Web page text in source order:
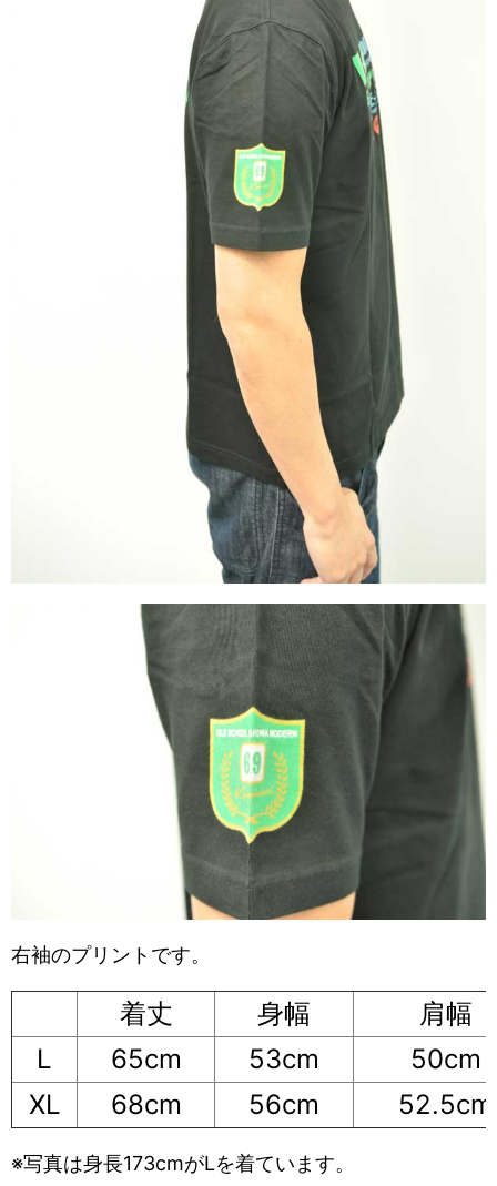
右袖のプリントです。
着丈 身幅
肩幅
L
65cm 53cm
50cm
XL
68cm 56cm 52.5cm
※写真は身長173cmがLを着ています。